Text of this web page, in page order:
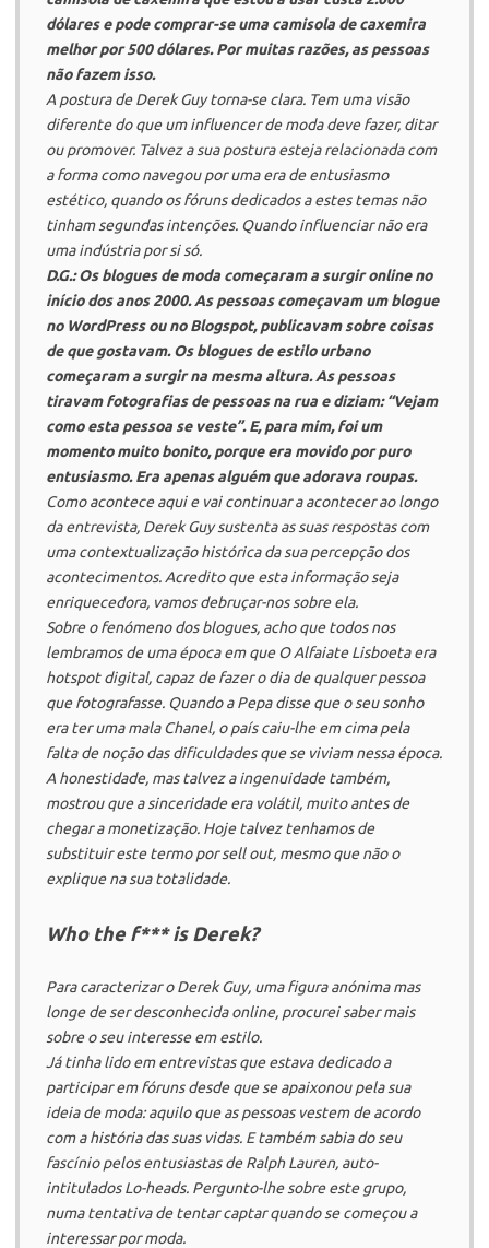
dólares e pode comprar-se uma camisola de caxemira
melhor por 500 dólares. Por muitas razões, as pessoas
não fazem isso.
A postura de Derek Guy torna-se clara. Tem uma visão
diferente do que uminfluencerde moda deve fazer, ditar
ou promover. Talvez a sua postura esteja relacionada com
a forma como navegou por uma era de entusiasmo
estético, quando os fóruns dedicados a estes temas não
tinham segundas intenções. Quando influenciar não era
uma indústria por si só.
D.G.: Os blogues de moda começaram a surgir online no
início dos anos 2000. As pessoas começavam um blogue
no WordPress ou no Blogspot, publicavam sobre coisas
de que gostavam. Os blogues de estilo urbano
começaram a surgir na mesma altura. As pessoas
tiravam fotografias de pessoas na rua e diziam: “Vejam
como esta pessoa se veste”. E, para mim, foi um
momento muito bonito, porque era movido por puro
entusiasmo. Era apenas alguém que adorava roupas.
Como acontece aqui e vai continuar a acontecer ao longo
da entrevista, Derek Guy sustenta as suas respostas com
uma contextualização histórica da sua percepção dos
acontecimentos. Acredito que esta informação seja
enriquecedora, vamos debruçar-nos sobre ela.
Sobre o fenómeno dos blogues, acho que todos nos
lembramos de uma época em que O Alfaiate Lisboeta era
hotspotdigital, capaz de fazer o dia de qualquer pessoa
que fotografasse. Quando a Pepa disse que o seu sonho
era ter uma malaChanel, o país caiu-lhe em cima pela
falta de noção das dificuldades que se viviam nessa época.
A honestidade, mas talvez a ingenuidade também,
mostrou que a sinceridade era volátil, muito antes de
chegar a monetização. Hoje talvez tenhamos de
substituir este termo porsell out, mesmo que não o
explique na sua totalidade.
Who the f*** is Derek?
Para caracterizar o Derek Guy, uma figura anónima mas
longe de ser desconhecida online, procurei saber mais
sobre o seu interesse em estilo.
Já tinha lido em entrevistas que estava dedicado a
participar em fóruns desde que se apaixonou pela sua
ideia de moda: aquilo que as pessoas vestem de acordo
com a história das suas vidas. E também sabia do seu
fascínio pelos entusiastas deRalph Lauren, auto-
intituladosLo-heads. Pergunto-lhe sobre este grupo,
numa tentativa de tentar captar quando se começou a
interessar por moda.